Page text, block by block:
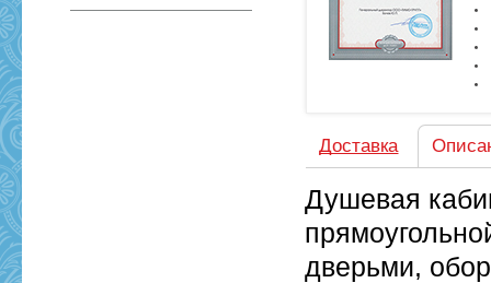
Доставка
Душевая
дверьми,